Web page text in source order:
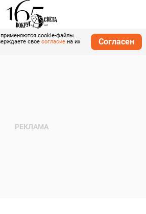
cookie-файлы.
свое согласие на их
Согласен